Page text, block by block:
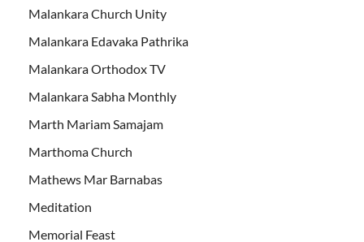
Malankara Church Unity
Malankara Edavaka Pathrika
Malankara Orthodox TV
Malankara Sabha Monthly
Marth Mariam Samajam
Marthoma Church
Mathews Mar Barnabas
Meditation
Memorial Feast